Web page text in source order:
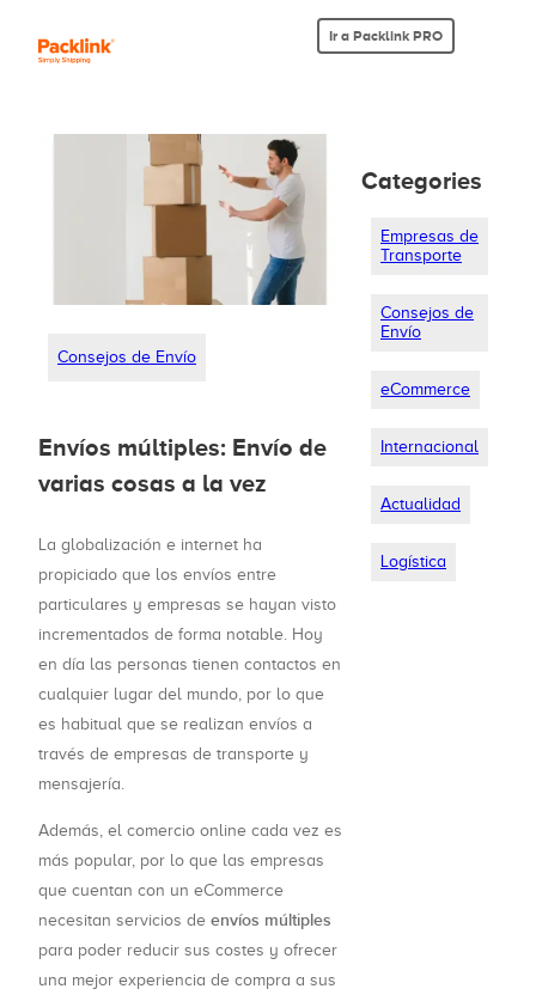
Ir a Packlink PRO
Consejos de Envío
Envíos múltiples: Envío de
varias cosas a la vez
La globalización e internet ha
propiciado que los envíos entre
particulares y empresas se hayan visto
incrementados de forma notable. Hoy
en día las personas tienen contactos en
cualquier lugar del mundo, por lo que
es habitual que se realizan envíos a
través de empresas de transporte y
mensajería.
Además, el comercio online cada vez es
más popular, por lo que las empresas
que cuentan con un eCommerce
necesitan servicios de envíos múltiples
para poder reducir sus costes y ofrecer
una mejor experiencia de compra a sus
Categories
Empresas de
Transporte
Consejos de
Envío
eCommerce
Internacional
Actualidad
Logística